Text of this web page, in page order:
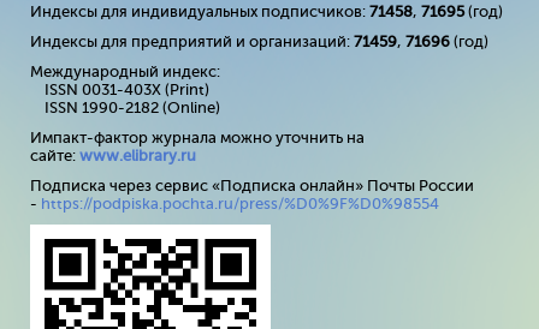
Индексы для индивидуальных подписчиков: 71458, 71695(год)
Индексы для предприятий и организаций: 71459, 71696 (год)
Международный индекс:
ISSN 0031-403X (Print)
ISSN 1990-2182 (Online)
Импакт-фактор журнала можно уточнить на
сайте: www.elibrary.ru
Подписка через сервис «Подписка онлайн» Почты России
- https://podpiska.pochta.ru/press/%D0%9F%D0%98554